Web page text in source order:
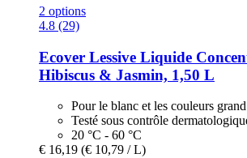
2 options
4.8 (29)
Ecover Lessive Liquide
Hibiscus & Jasmin, 1,50 L
Pour le blanc et les couleurs
Testé sous contrôle
20 °C - 60 °C
€ 16,19 (€ 10,79 / L)